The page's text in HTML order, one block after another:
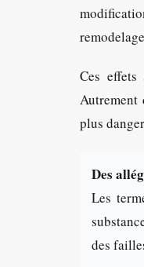
Ces
Autrement
plus
Des
Les
des